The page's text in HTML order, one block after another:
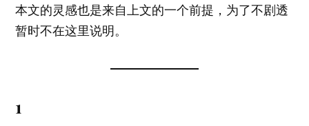
本文的灵感也是来自上文的一个前提，为了不剧透
暂时不在这里说明。
1